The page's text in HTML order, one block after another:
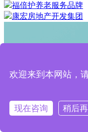
福倍护养老服务品牌
康宏房地产开发集团
欢迎来到本网站，
现在咨询 稍后